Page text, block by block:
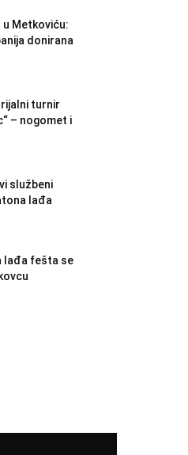
Metkoviću:
donirana
turnir
– nogomet i
službeni
lađa
lađa fešta se